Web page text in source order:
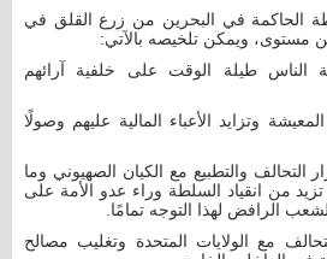
الحاكمة في البحرين من زرع القلق في
مستوى، ويمكن تلخيصه بالآتي:
طيلة الوقت على خلفية آرائهم
وتزايد الأعباء المالية عليهم وصولًا
والتطبيع مع الكيان الصهيوني وما
من انقياد السلطة وراء عدو الأمة على
الرافض لهذا التوجه تمامًا.
مع الولايات المتحدة وتغليب مصالح